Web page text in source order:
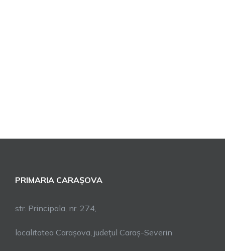
PRIMARIA CARAȘOVA
str. Principala, nr. 274,
localitatea Carașova, județul Caraș-Severin